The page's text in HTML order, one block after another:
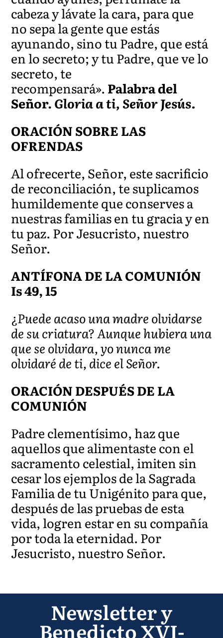
cabeza y lávate la cara, para que
no sepa la gente que estás
ayunando, sino tu Padre, que está
en lo secreto; y tu Padre, que ve lo
secreto, te
recompensará». Palabra del
Señor.Gloria a ti, Señor Jesús.
ORACIÓN SOBRE LAS
OFRENDAS
Al ofrecerte, Señor, este sacrificio
de reconciliación, te suplicamos
humildemente que conserves a
nuestras familias en tu gracia y en
tu paz. Por Jesucristo, nuestro
Señor.
ANTÍFONA DE LA COMUNIÓN
Is 49, 15
¿Puede acaso una madre olvidarse
de su criatura? Aunque hubiera una
que se olvidara, yo nunca me
olvidaré de ti, dice el Señor.
ORACIÓN DESPUÉS DE LA
COMUNIÓN
Padre clementísimo, haz que
aquellos que alimentaste con el
sacramento celestial, imiten sin
cesar los ejemplos de la Sagrada
Familia de tu Unigénito para que,
después de las pruebas de esta
vida, logren estar en su compañía
por toda la eternidad. Por
Jesucristo, nuestro Señor.
Newsletter y
Benedicto XVI-